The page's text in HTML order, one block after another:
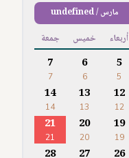
مارس / undefined
أربعاء خميس جمعة
5
5
6
6
7
7
12
12
13
13
14
14
19
19
20
20
21
21